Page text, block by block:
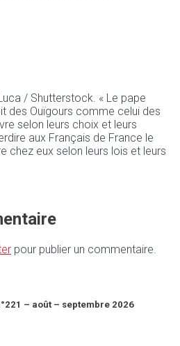
/ Shutterstock. « Le pape
des Ouïgours comme celui des
selon leurs choix et leurs
aux Français de France le
chez eux selon leurs lois et leurs
pour publier un commentaire.
– août – septembre 2026